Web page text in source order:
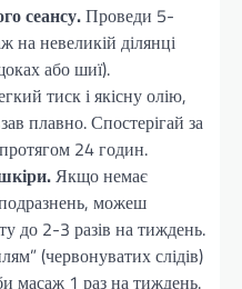
сеансу.Проведи 5-
на невеликій ділянці
або шиї).
тиск і якісну олію,
плавно. Спостерігай за
24 годин.
Якщо немає
можеш
до 2-3 разів на тиждень.
(червонуватих слідів)
масаж 1 раз на тиждень.